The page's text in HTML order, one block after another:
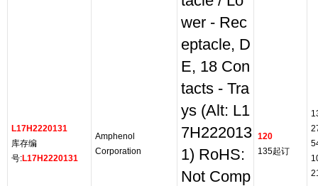
L17H2220131
库存编
号:L17H2220131
Amphenol
Corporation
wer - Rec
eptacle, D
E, 18 Con
tacts - Tra
ys (Alt: L1
7H222013
1) RoHS:
Not Comp
120
135起订